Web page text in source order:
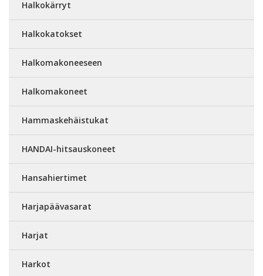
Halkokärryt
Halkokatokset
Halkomakoneeseen
Halkomakoneet
Hammaskehäistukat
HANDAI-hitsauskoneet
Hansahiertimet
Harjapäävasarat
Harjat
Harkot